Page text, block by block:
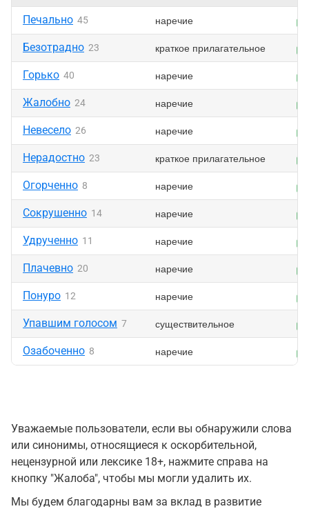
Печально 45 наречие
Безотрадно 23 краткое прилагательное
Горько 40 наречие
Жалобно 24 наречие
Невесело 26 наречие
Нерадостно 23 краткое прилагательное
Огорченно 8 наречие
Сокрушенно 14 наречие
Удрученно 11 наречие
Плачевно 20 наречие
Понуро 12 наречие
Упавшим голосом 7 существительное
Озабоченно 8 наречие
Уважаемые пользователи, если вы обнаружили слова
или синонимы, относящиеся к оскорбительной,
нецензурной или лексике 18+, нажмите справа на
кнопку "Жалоба", чтобы мы могли удалить их.
Мы будем благодарны вам за вклад в развитие